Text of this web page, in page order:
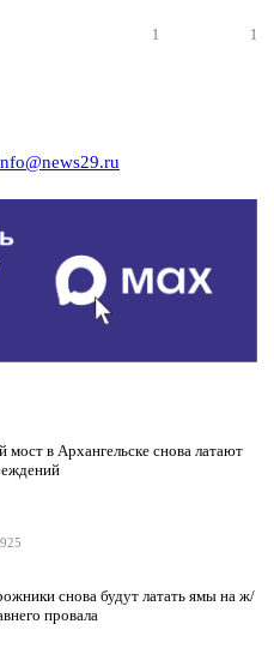
1 1
в Архангельске снова латают
снова будут латать ямы на ж/
провала